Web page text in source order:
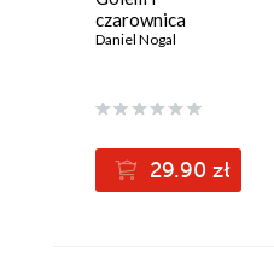
czarownica
Daniel Nogal
29.90 zł